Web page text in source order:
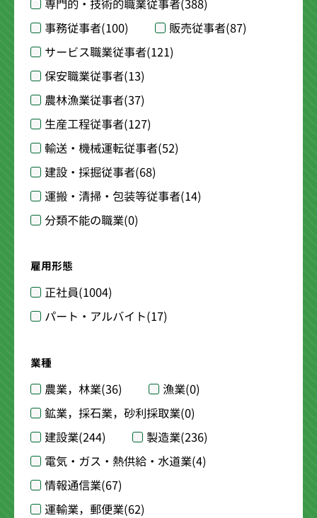
専門的・技術的職業従事者(388)
事務従事者(100) 販売従事者(87)
サービス職業従事者(121)
保安職業従事者(13)
農林漁業従事者(37)
生産工程従事者(127)
輸送・機械運転従事者(52)
建設・採掘従事者(68)
運搬・清掃・包装等従事者(14)
分類不能の職業(0)
雇用形態
正社員(1004)
パート・アルバイト(17)
業種
農業，林業(36) 漁業(0)
鉱業，採石業，砂利採取業(0)
建設業(244) 製造業(236)
電気・ガス・熱供給・水道業(4)
情報通信業(67)
運輸業，郵便業(62)